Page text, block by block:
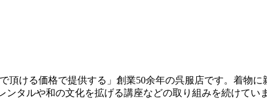
頂ける価格で提供する」創業50余年の呉服店です。着物
ンタルや和の文化を拡げる講座などの取り組みを続けてい